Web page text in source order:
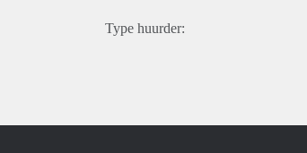
Type huurder: